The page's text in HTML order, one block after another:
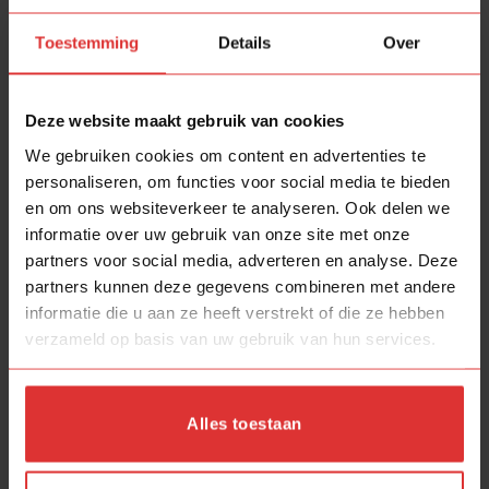
Toestemming Details Over
Deze website maakt gebruik van cookies
We gebruiken cookies om content en advertenties te
personaliseren, om functies voor social media te bieden
en om ons websiteverkeer te analyseren. Ook delen we
informatie over uw gebruik van onze site met onze
partners voor social media, adverteren en analyse. Deze
partners kunnen deze gegevens combineren met andere
informatie die u aan ze heeft verstrekt of die ze hebben
verzameld op basis van uw gebruik van hun services.
Alles toestaan
werkdagen.
Track &Tracein je mail.
Verzending via PostNL, het pakket is eenvoudig te
volgen met Track &Trace
Bestel je bij ons? Dan heb je gemiddeld de
bestelling met 3 tot 4 werkdagen in huis.
Kom je het glaasje bij ons afhalen?
Gezellig!!!
Dan krijg je de volgende extra`s
Eerlijk en transparant contact,
Gratis wat te drinken (koffie, thee, water, pakje